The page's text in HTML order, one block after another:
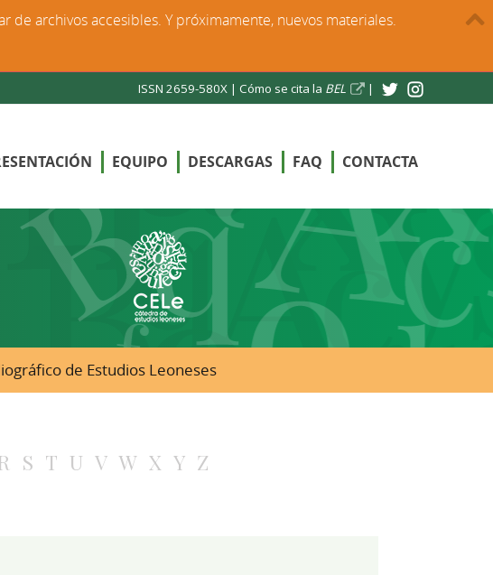
ISSN 2659-580X | Cómo se cita la BEL |
EQUIPO DESCARGAS FAQ CONTACTA
de Estudios Leoneses
S T U V W X Y Z
de archivos accesibles. Y próximamente, nuevos materiales.